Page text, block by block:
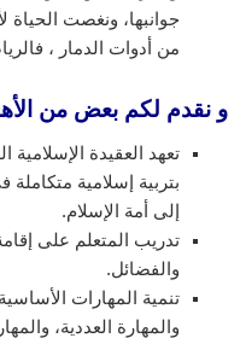
جوانبها، ونغصت الحياة
من أدوات الدمار ،
و نقدم لكم بعض من
تعهد العقيدة
بتربية إسلامية
إلى أمة الإسلام.
تدريب المتعلم على
والفضائل.
تنمية المهارات
والمهارة العددية،